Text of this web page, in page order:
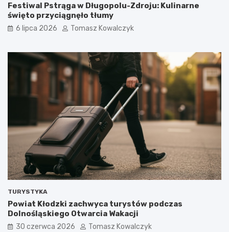
Festiwal Pstrąga w Długopolu-Zdroju: Kulinarne
święto przyciągnęło tłumy
6 lipca 2026 Tomasz Kowalczyk
TURYSTYKA
Powiat Kłodzki zachwyca turystów podczas
Dolnośląskiego Otwarcia Wakacji
30 czerwca 2026 Tomasz Kowalczyk